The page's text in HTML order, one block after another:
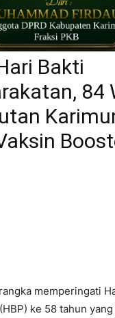
Bakti
84
memperingati
ke 58 tahun